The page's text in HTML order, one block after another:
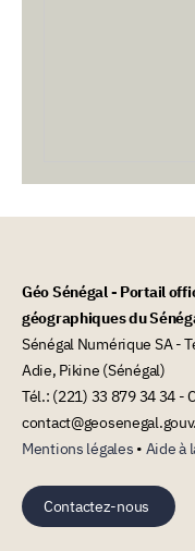
Géo Sénégal - Portail
géographiques du
Sénégal Numérique SA -
Adie, Pikine (Sénégal)
Tél.: (221) 33 879 34 34 -
Mentions légales • Aide à
Contactez-nous